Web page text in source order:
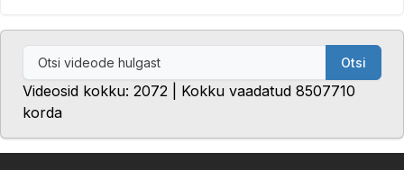
Otsi
Videosid kokku: 2072 | Kokku vaadatud 8507710
korda